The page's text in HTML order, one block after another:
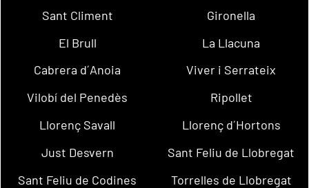
Sant Climent
Gironella
El Brull
La Llacuna
Cabrera d´Anoia
Viver i Serrateix
Vilobí del Penedès
Ripollet
Llorenç Savall
Llorenç d´Hortons
Just Desvern
Sant Feliu de Llobregat
Sant Feliu de Codines
Torrelles de Llobregat